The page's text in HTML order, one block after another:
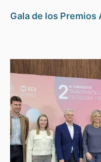
Gala de los Premios